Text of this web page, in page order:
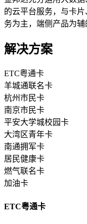
的云平台服务，与卡
务为主，端侧产品为辅
解决方案
ETC粤通卡
羊城通联名卡
杭州市民卡
南京市民卡
平安大学城校园卡
大湾区青年卡
南通拥军卡
居民健康卡
燃气联名卡
加油卡
ETC粤通卡